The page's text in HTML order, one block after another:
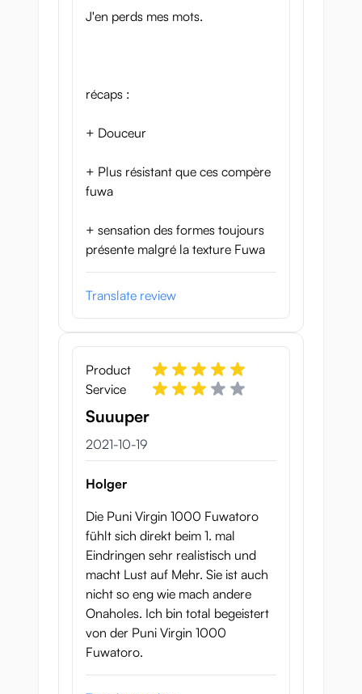
J'en perds mes mots.
récaps :
+ Douceur
+ Plus résistant que ces compère
fuwa
+ sensation des formes toujours
présente malgré la texture Fuwa
Translate review
Product
Service
Suuuper
19 oktober 2021
2021-10-19
Holger
Die Puni Virgin 1000 Fuwatoro
fühlt sich direkt beim 1. mal
Eindringen sehr realistisch und
macht Lust auf Mehr. Sie ist auch
nicht so eng wie mach andere
Onaholes. Ich bin total begeistert
von der Puni Virgin 1000
Fuwatoro.